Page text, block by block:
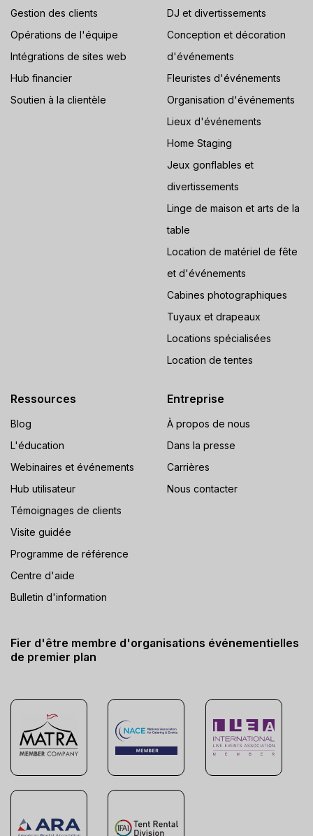
Gestion des clients
Opérations de l'équipe
Intégrations de sites web
Hub financier
Soutien à la clientèle
DJ et divertissements
Conception et décoration
d'événements
Fleuristes d'événements
Organisation d'événements
Lieux d'événements
Home Staging
Jeux gonflables et
divertissements
Linge de maison et arts de la
table
Location de matériel de fête
et d'événements
Cabines photographiques
Tuyaux et drapeaux
Locations spécialisées
Location de tentes
Ressources
Blog
L'éducation
Webinaires et événements
Hub utilisateur
Témoignages de clients
Visite guidée
Programme de référence
Centre d'aide
Bulletin d'information
Entreprise
À propos de nous
Dans la presse
Carrières
Nous contacter
Fier d'être membre d'organisations événementielles
de premier plan